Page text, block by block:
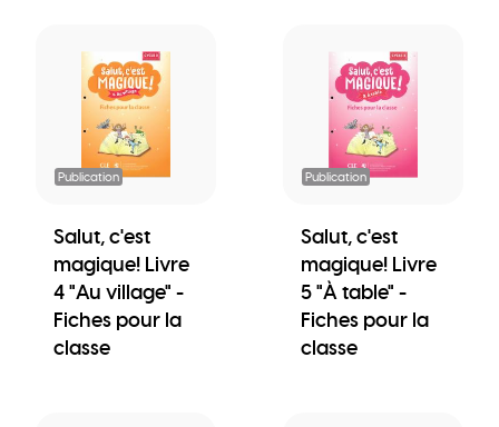
Publication
Salut, c'est
magique! Livre
4 "Au village" -
Fiches pour la
classe
Publication
Salut, c'est
magique! Livre
5 "À table" -
Fiches pour la
classe